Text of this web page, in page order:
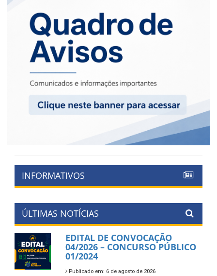
INFORMATIVOS
ÚLTIMAS NOTÍCIAS
EDITAL DE CONVOCAÇÃO
04/2026 – CONCURSO PÚBLICO
01/2024
Publicado em: 6 de agosto de 2026